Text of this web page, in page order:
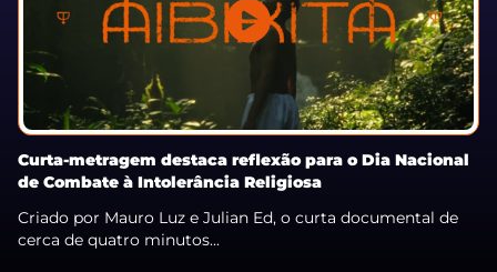
Curta-metragem destaca reflexão para o Dia Nacional
de Combate à Intolerância Religiosa
Criado por Mauro Luz e Julian Ed, o curta documental de
cerca de quatro minutos...